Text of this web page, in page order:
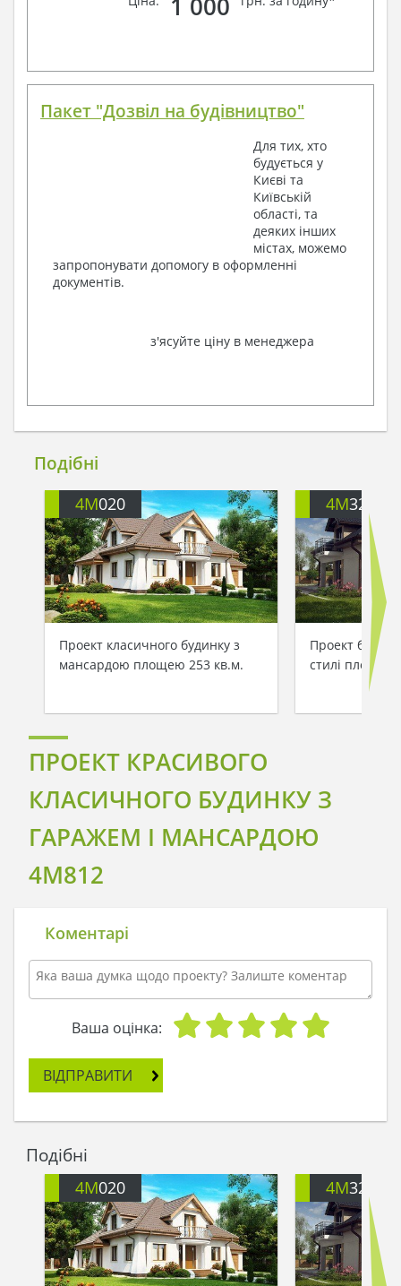
1 000
Пакет "Дозвіл на будівництво"
Для тих, хто
будується у
Києві та
Київській
області, та
деяких інших
містах, можемо
запропонувати допомогу в оформленні
документів.
з'ясуйте ціну в менеджера
Подібні
4M020
Проект класичного будинку з
мансардою площею 253 кв.м.
4M326
Проект
стилі площею
ПРОЕКТ КРАСИВОГО
КЛАСИЧНОГО БУДИНКУ З
ГАРАЖЕМ І МАНСАРДОЮ
4M812
Коментарі
Ваша оцінка:
ВІДПРАВИТИ
Подібні
4M020 4M326